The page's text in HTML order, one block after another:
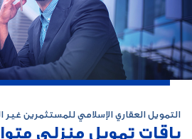
التمويل العقاري الإسلامي للمستثمرين غير
باقات تمويل منزلي